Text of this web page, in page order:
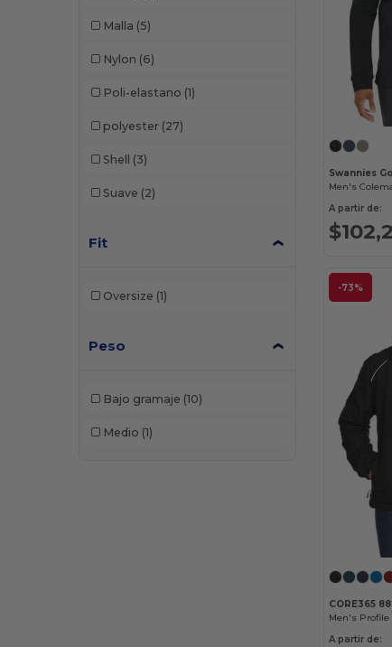
Malla (5)
Nylon (6)
Poli-elastano (1)
polyester (27)
Shell (3)
Suave (2)
Fit
Oversize (1)
Peso
Bajo gramaje (10)
Medio (1)
Swannies
Men's
A partir de:
-73%
CORE365
A partir de: